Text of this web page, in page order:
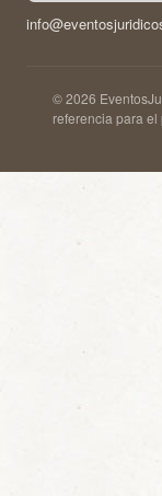
© 2026
referencia para